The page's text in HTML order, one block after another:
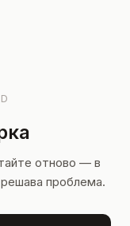
отново — в
проблема.